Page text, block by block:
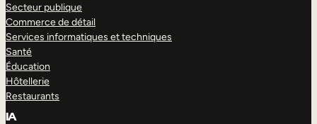
Secteur publique
Commerce de détail
Services informatiques et techniques
Santé
Éducation
Hôtellerie
Restaurants
IA